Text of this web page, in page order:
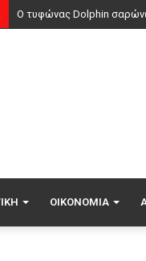
Η Άννα Βίσση απόλαυσε
ΟΙΚΟΝΟΜΊΑ